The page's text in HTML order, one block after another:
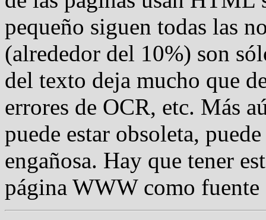
pequeño siguen todas las
(alrededor del 10%) son
del texto deja mucho que
errores de OCR, etc. Más
puede estar obsoleta,
engañosa. Hay que tener
página WWW como